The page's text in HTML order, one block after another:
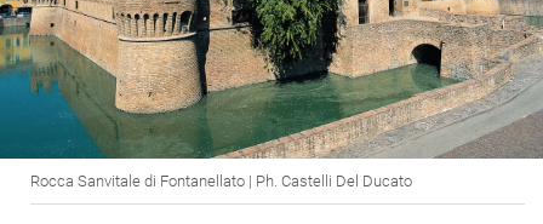
Rocca Sanvitale di Fontanellato | Ph. Castelli Del Ducato